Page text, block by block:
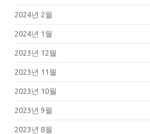
2024년 2월
2024년 1월
2023년 12월
2023년 11월
2023년 10월
2023년 9월
2023년 8월